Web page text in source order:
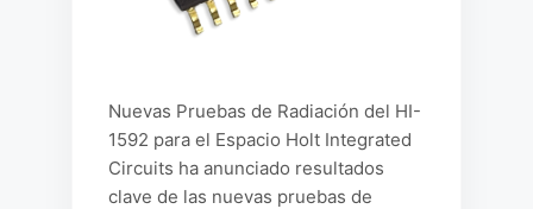
Nuevas Pruebas de Radiación del HI-
1592 para el Espacio Holt Integrated
Circuits ha anunciado resultados
clave de las nuevas pruebas de